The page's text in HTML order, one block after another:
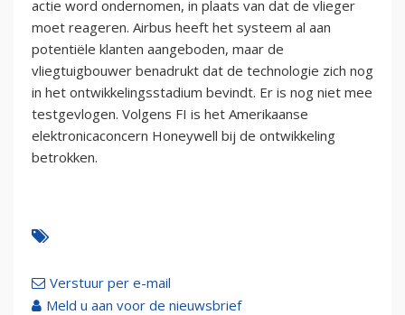
actie word ondernomen, in plaats van dat de vlieger
moet reageren. Airbus heeft het systeem al aan
potentiële klanten aangeboden, maar de
vliegtuigbouwer benadrukt dat de technologie zich nog
in het ontwikkelingsstadium bevindt. Er is nog niet mee
testgevlogen. Volgens FI is het Amerikaanse
elektronicaconcern Honeywell bij de ontwikkeling
betrokken.
Verstuur per e-mail
Meld u aan voor de nieuwsbrief